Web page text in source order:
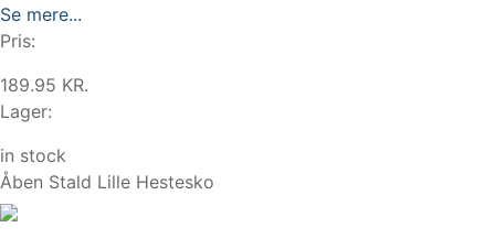
Se mere...
Pris:
189.95 KR.
Lager:
in stock
Åben Stald Lille Hestesko